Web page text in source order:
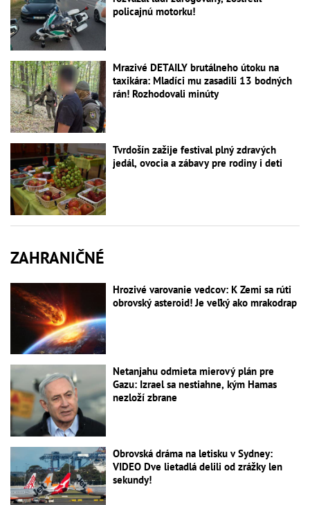
policajnú motorku!
Mrazivé DETAILY brutálneho útoku na
taxikára: Mladíci mu zasadili 13 bodných
rán! Rozhodovali minúty
Tvrdošín zažije festival plný zdravých
jedál, ovocia a zábavy pre rodiny i deti
ZAHRANIČNÉ
Hrozivé varovanie vedcov: K Zemi sa rúti
obrovský asteroid! Je veľký ako mrakodrap
Netanjahu odmieta mierový plán pre
Gazu: Izrael sa nestiahne, kým Hamas
nezloží zbrane
Obrovská dráma na letisku v Sydney:
VIDEO Dve lietadlá delili od zrážky len
sekundy!